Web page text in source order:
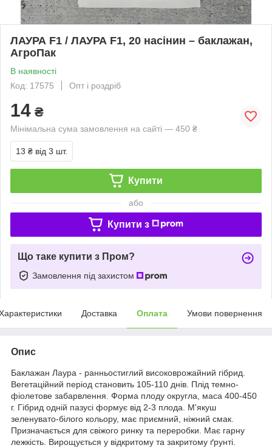
ЛАУРА F1 / ЛАУРА F1, 20 насінин – баклажан,
АгроПак
В наявності
Код: 17575
Опт і роздріб
14 ₴
Мінімальна сума замовлення на сайті — 450 ₴
13 ₴ від 3 шт.
Купити
або
Купити з
Що таке купити з Пром?
Замовлення під захистом
Доставка Оплата Умови повернення
Опис
Баклажан Лаура - ранньостиглий високоврожайний гібрид.
Вегетаційний період становить 105-110 днів. Плід темно-
фіолетове забарвлення. Форма плоду округла, маса 400-450
г. Гібрид одній пазусі формує від 2-3 плода. М'якуш
зеленувато-білого кольору, має приємний, ніжний смак.
Призначається для свіжого ринку та переробки. Має гарну
лежкість. Вирощується у відкритому та закритому ґрунті.